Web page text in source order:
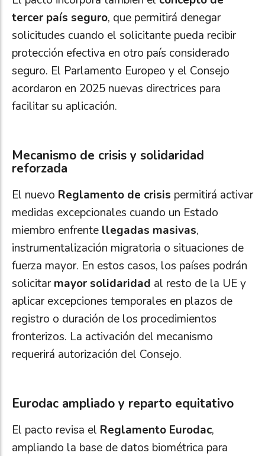
tercer país seguro, que permitirá denegar
solicitudes cuando el solicitante pueda recibir
protección efectiva en otro país considerado
seguro. El Parlamento Europeo y el Consejo
acordaron en 2025 nuevas directrices para
facilitar su aplicación.
Mecanismo de crisis y solidaridad
reforzada
El nuevo Reglamento de crisis permitirá activar
medidas excepcionales cuando un Estado
miembro enfrente llegadas masivas,
instrumentalización migratoria o situaciones de
fuerza mayor. En estos casos, los países podrán
solicitarmayor solidaridad al resto de la UE y
aplicar excepciones temporales en plazos de
registro o duración de los procedimientos
fronterizos. La activación del mecanismo
requerirá autorización del Consejo.
Eurodac ampliado y reparto equitativo
El pacto revisa el Reglamento Eurodac,
ampliando la base de datos biométrica para